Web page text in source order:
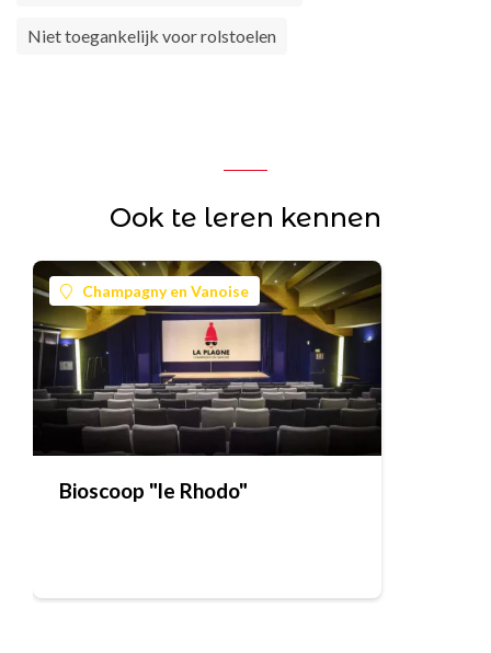
Niet toegankelijk voor rolstoelen
Ook te leren kennen
Champagny en Vanoise
Bioscoop "le Rhodo"